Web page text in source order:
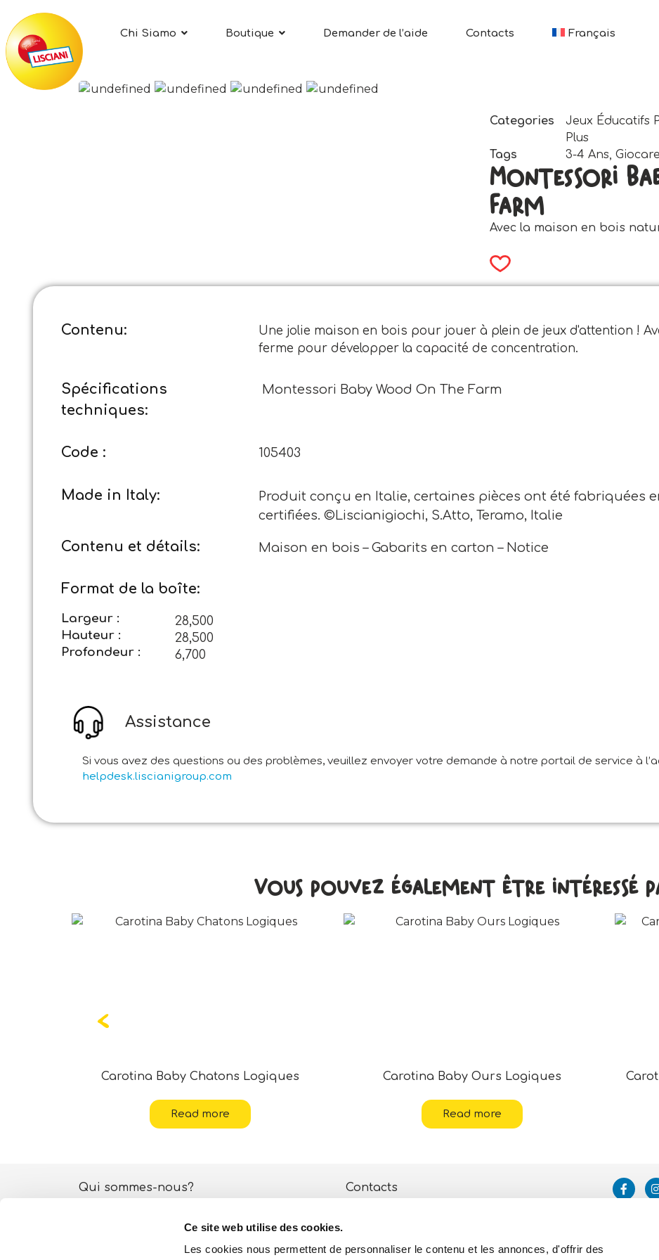
Ce site web utilise des cookies.
Les cookies nous permettent de personnaliser le contenu et les annonces, d'offrir des
Chi Siamo Boutique Demander de l’aide Contacts Français
Categories Jeux Éducatifs
Plus
Tags
3-4 Ans,
Montessori
Farm
Avec la maison en bois
Contenu:
Une jolie maison en bois pour jouer à plein de jeux d'attention !
ferme pour développer la capacité de concentration.
Spécifications
techniques:
Montessori Baby Wood On The Farm
Code : 105403
Made in Italy:
Produit conçu en Italie, certaines pièces ont été fabriquées
certifiées. ©Liscianigiochi, S.Atto, Teramo, Italie
Contenu et détails: Maison en bois – Gabarits en carton – Notice
Format de la boîte:
Largeur : 28,500
Hauteur : 28,500
Profondeur : 6,700
Assistance
Si vous avez des questions ou des problèmes, veuillez envoyer votre demande à notre portail de service à
helpdesk.liscianigroup.com
Vous pouvez également être intéressé
Carotina Baby Chatons Logiques
Read more
Carotina Baby Ours Logiques
Read more
Qui sommes-nous? Contacts
Politique de Confidentialité et de Cookies